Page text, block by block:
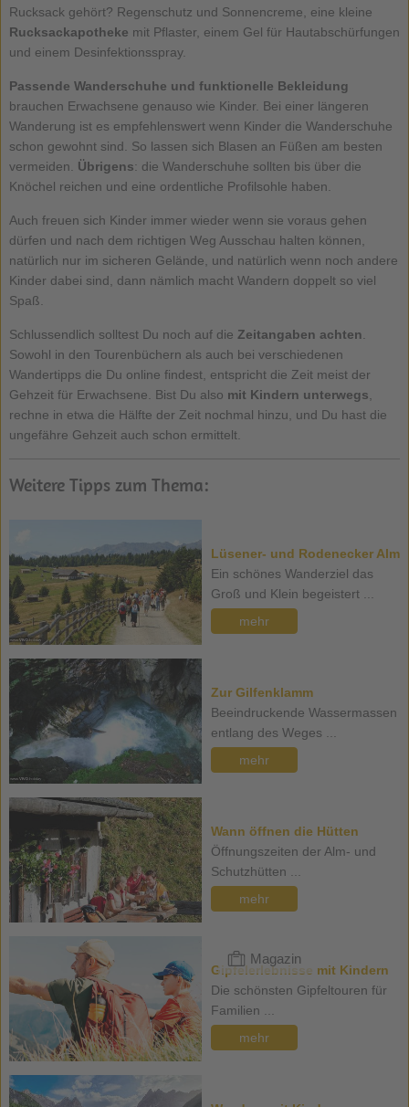
Rucksack gehört? Regenschutz und Sonnencreme, eine kleine
Rucksackapotheke mit Pflaster, einem Gel für Hautabschürfungen
und einem Desinfektionsspray.
Passende Wanderschuhe und funktionelle Bekleidung
brauchen Erwachsene genauso wie Kinder. Bei einer längeren
Wanderung ist es empfehlenswert wenn Kinder die Wanderschuhe
schon gewohnt sind. So lassen sich Blasen an Füßen am besten
vermeiden. Übrigens: die Wanderschuhe sollten bis über die
Knöchel reichen und eine ordentliche Profilsohle haben.
Auch freuen sich Kinder immer wieder wenn sie voraus gehen
dürfen und nach dem richtigen Weg Ausschau halten können,
natürlich nur im sicheren Gelände, und natürlich wenn noch andere
Kinder dabei sind, dann nämlich macht Wandern doppelt so viel
Spaß.
Schlussendlich solltest Du noch auf die Zeitangaben achten
Sowohl in den Tourenbüchern als auch bei verschiedenen
Wandertipps die Du online findest, entspricht die Zeit meist der
Gehzeit für Erwachsene. Bist Du also mit Kindern unterwegs
rechne in etwa die Hälfte der Zeit nochmal hinzu, und Du hast die
ungefähre Gehzeit auch schon ermittelt.
Weitere Tipps zum Thema:
Lüsener- und Rodenecker Alm
Ein schönes Wanderziel das
Groß und Klein begeistert ...
mehr
Zur Gilfenklamm
Beeindruckende Wassermassen
entlang des Weges ...
mehr
Wann öffnen die Hütten
Öffnungszeiten der Alm- und
Schutzhütten ...
mehr
Magazin
Gipfelerlebnisse mit Kindern
Die schönsten Gipfeltouren für
Familien ...
mehr